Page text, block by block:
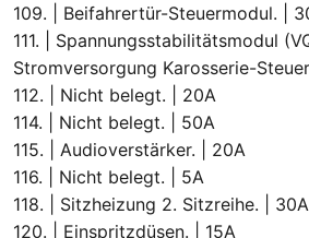
109. | Beifahrertür-Steuermodul. |
111. | Spannungsstabilitätsmodul
Stromversorgung Karosserie-
112. | Nicht belegt. | 20A
114. | Nicht belegt. | 50A
115. | Audioverstärker. | 20A
116. | Nicht belegt. | 5A
118. | Sitzheizung 2. Sitzreihe. | 30A
120. | Einspritzdüsen. | 15A